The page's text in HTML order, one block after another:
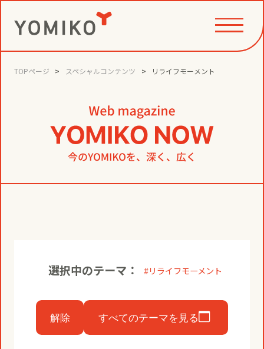
PHILOSOPHY
GAME CHANGE PARTNER
VALUE CREATION
コミュニティクリエイション®
コミュニティクリエイションの仕掛け
NEWS
お知らせ
博報堂ＤＹグループトピックス
インストアコンサルティング
トップメッセージ
TOPページ スペシャルコンテンツ リライフモーメント
選択中のテーマ： リライフモーメント
解除 すべてのテーマを見る